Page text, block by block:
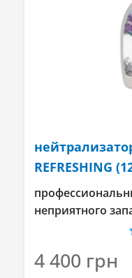
REFRESHING
неприятного
4 400 грн